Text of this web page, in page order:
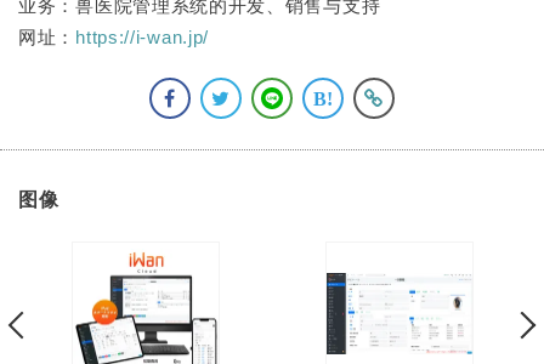
业务：兽医院管理系统的开发、销售与支持
网址： https://i-wan.jp/
图像